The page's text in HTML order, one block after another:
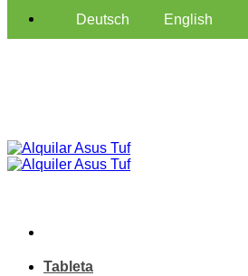
Deutsch
English
Tableta